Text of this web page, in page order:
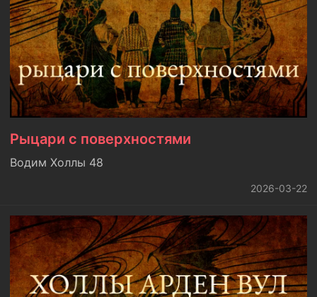
Рыцари с поверхностями
Водим Холлы 48
2026-03-22